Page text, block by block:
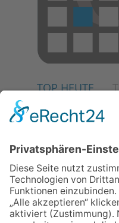
TOP HEUTE
02.07.2026
04.06.2026
23.07.2026
30-